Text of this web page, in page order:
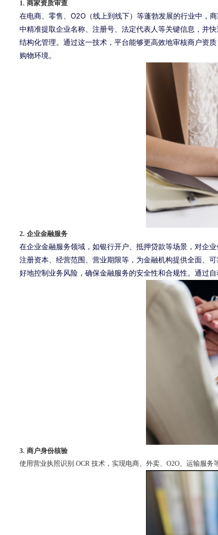
1. 商家资质审查
在电商、零售、O2O（线上到线下）等蓬勃发展的行业中，
中精准提取企业名称、注册号、法定代表人等关键信息，并
结构化管理。通过这一技术，平台能够更高效地审核商户资
购物环境。
2. 企业金融服务
在企业金融服务领域，如银行开户、抵押贷款等场景，对企
注册资本、经营范围、营业期限等，为金融机构提供全面、
好地控制业务风险，确保金融服务的安全性和合规性。通过
3. 商户身份核验
使用营业执照识别 OCR 技术，实现电商、外卖、O2O、运输服